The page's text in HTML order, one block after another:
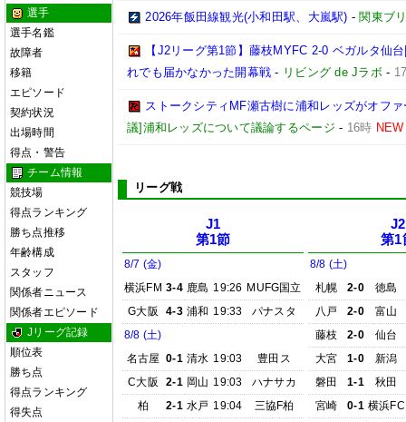
選手
選手名鑑
故障者
移籍
エピソード
契約状況
出場時間
得点・警告
チーム情報
競技場
得点ランキング
勝ち点推移
年齢構成
スタッフ
関係者ニュース
関係者エピソード
Jリーグ記録
順位表
勝ち点
得点ランキング
得失点
2026年飯田線観光(小和田駅、大嵐駅) - 関東ブ
【J2リーグ第1節】藤枝MYFC 2-0 ベガルタ仙
れでも届かなかった開幕戦 - リビング de Jラボ-
ストークシティMF瀬古樹に浦和レッズがオフ
議]浦和レッズについて議論するページ - 16時 NEW
リーグ戦
J1
第1節
8/7 (金)
横浜FM 3-4 鹿島 19:26 MUFG国立
G大阪
4-3 浦和 19:33
パナスタ
8/8 (土)
名古屋 0-1 清水 19:03
豊田ス
C大阪
2-1 岡山 19:03
ハナサカ
柏
2-1 水戸 19:04
三協F柏
J2
第1
8/8 (土)
札幌
2-0
徳島
八戸
2-0
富山
藤枝
2-0
仙台
大宮
1-0
新潟
磐田
1-1
秋田
宮崎
0-1 横浜FC